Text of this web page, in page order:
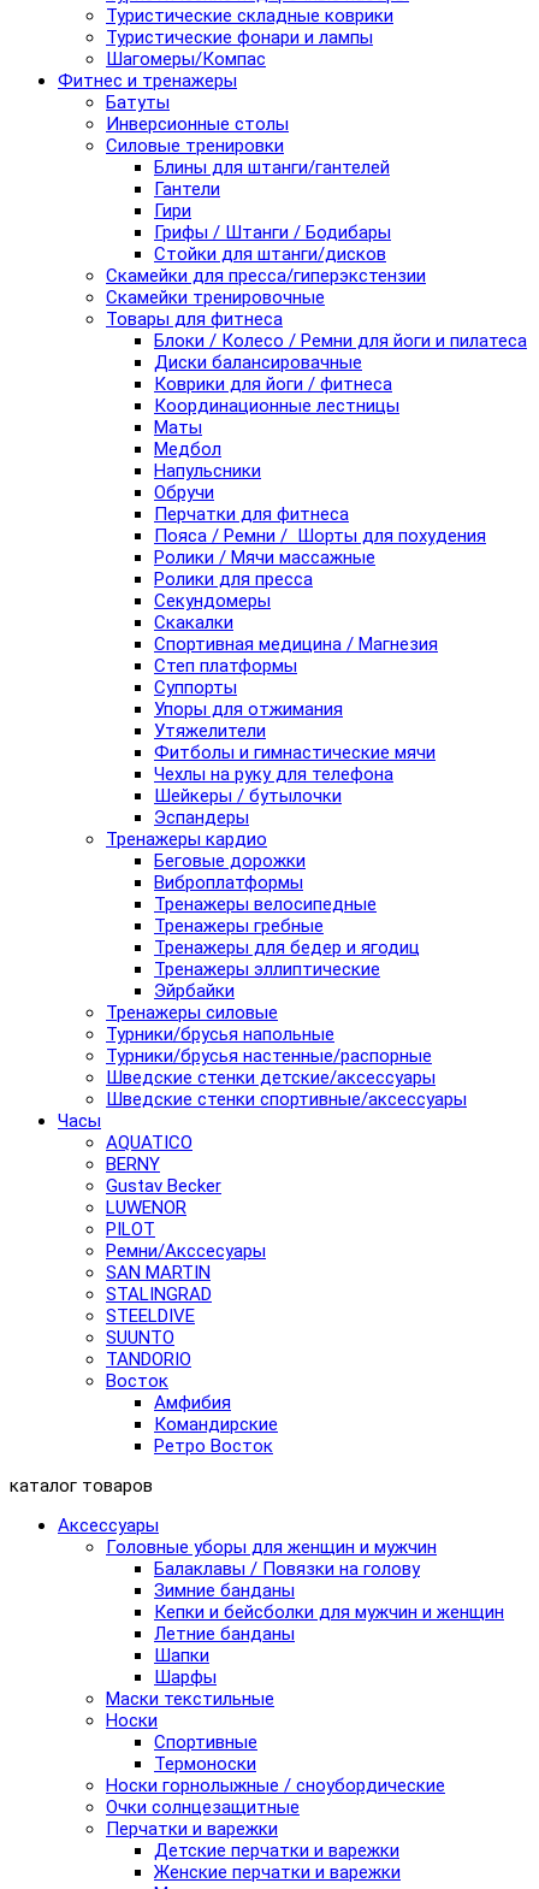
Туристические складные коврики
Туристические фонари и лампы
Шагомеры/Компас
Фитнес и тренажеры
Батуты
Инверсионные столы
Силовые тренировки
Блины для штанги/гантелей
Гантели
Гири
Грифы / Штанги / Бодибары
Стойки для штанги/дисков
Скамейки для пресса/гиперэкстензии
Скамейки тренировочные
Товары для фитнеса
Блоки / Колесо / Ремни для йоги и пилатеса
Диски балансировачные
Коврики для йоги / фитнеса
Координационные лестницы
Маты
Медбол
Напульсники
Обручи
Перчатки для фитнеса
Пояса / Ремни / Шорты для похудения
Ролики / Мячи массажные
Ролики для пресса
Секундомеры
Скакалки
Спортивная медицина / Магнезия
Степ платформы
Суппорты
Упоры для отжимания
Утяжелители
Фитболы и гимнастические мячи
Чехлы на руку для телефона
Шейкеры / бутылочки
Эспандеры
Тренажеры кардио
Беговые дорожки
Виброплатформы
Тренажеры велосипедные
Тренажеры гребные
Тренажеры для бедер и ягодиц
Тренажеры эллиптические
Эйрбайки
Тренажеры силовые
Турники/брусья напольные
Турники/брусья настенные/распорные
Шведские стенки детские/аксессуары
Шведские стенки спортивные/аксессуары
Часы
AQUATICO
BERNY
Gustav Becker
LUWENOR
PILOT
Pемни/Акссесуары
SAN MARTIN
STALINGRAD
STEELDIVE
SUUNTO
TANDORIO
Восток
Амфибия
Командирские
Ретро Восток
каталог товаров
Аксессуары
Головные уборы для женщин и мужчин
Балаклавы / Повязки на голову
Зимние банданы
Кепки и бейсболки для мужчин и женщин
Летние банданы
Шапки
Шарфы
Маски текстильные
Носки
Спортивные
Термоноски
Носки горнолыжные / сноубордические
Очки солнцезащитные
Перчатки и варежки
Детские перчатки и варежки
Женские перчатки и варежки